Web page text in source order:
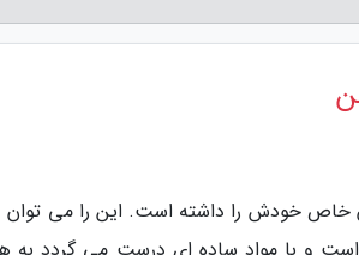
خاص خودش را داشته است. این را می توان